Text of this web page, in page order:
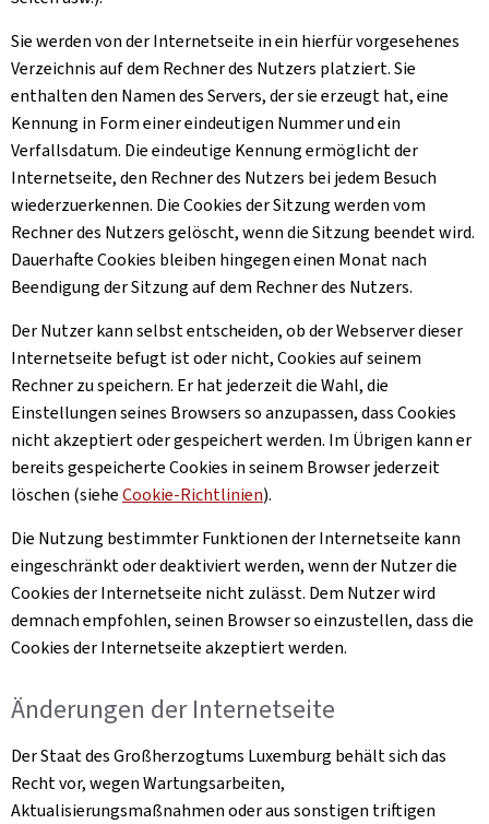
Sie werden von der Internetseite in ein hierfür vorgesehenes
Verzeichnis auf dem Rechner des Nutzers platziert. Sie
enthalten den Namen des Servers, der sie erzeugt hat, eine
Kennung in Form einer eindeutigen Nummer und ein
Verfallsdatum. Die eindeutige Kennung ermöglicht der
Internetseite, den Rechner des Nutzers bei jedem Besuch
wiederzuerkennen. Die Cookies der Sitzung werden vom
Rechner des Nutzers gelöscht, wenn die Sitzung beendet wird.
Dauerhafte Cookies bleiben hingegen einen Monat nach
Beendigung der Sitzung auf dem Rechner des Nutzers.
Der Nutzer kann selbst entscheiden, ob der Webserver dieser
Internetseite befugt ist oder nicht, Cookies auf seinem
Rechner zu speichern. Er hat jederzeit die Wahl, die
Einstellungen seines Browsers so anzupassen, dass Cookies
nicht akzeptiert oder gespeichert werden. Im Übrigen kann er
bereits gespeicherte Cookies in seinem Browser jederzeit
löschen (sieheCookie-Richtlinien).
Die Nutzung bestimmter Funktionen der Internetseite kann
eingeschränkt oder deaktiviert werden, wenn der Nutzer die
Cookies der Internetseite nicht zulässt. Dem Nutzer wird
demnach empfohlen, seinen Browser so einzustellen, dass die
Cookies der Internetseite akzeptiert werden.
Änderungen der Internetseite
Der Staat des Großherzogtums Luxemburg behält sich das
Recht vor, wegen Wartungsarbeiten,
Aktualisierungsmaßnahmen oder aus sonstigen triftigen